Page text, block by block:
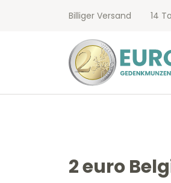
Billiger Versand 14
2 euro